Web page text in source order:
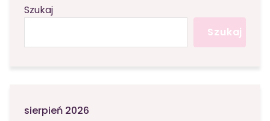
Szukaj
Szukaj
sierpień 2026